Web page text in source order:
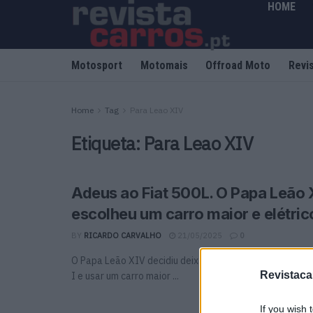
If you wish
HOME
Motosport Motomais Offroad Moto
Home Tag Para Leao XIV
Etiqueta: Para Leao XIV
Adeus ao Fiat 500L. O Papa Leão
escolheu um carro maior e
BY RICARDO CARVALHO 21/05/2025 0
O Papa Leão XIV decidiu deixar para trás o Fiat 500L
I e usar um carro maior ...